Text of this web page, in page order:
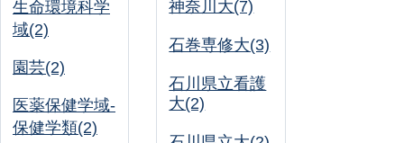
生命環境科学
域(2)
園芸(2)
医薬保健学域-
保健学類(2)
神奈川大(7)
石巻専修大(3)
石川県立看護
大(2)